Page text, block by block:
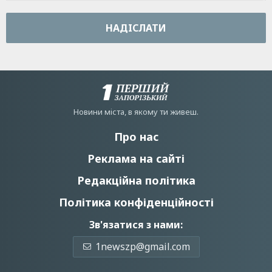
НАДIСЛАТИ
Новини мiста, в якому ти живеш.
Про нас
Реклама на сайті
Редакційна політика
Політика конфіденційності
Зв'язатися з нами:
1newszp@gmail.com